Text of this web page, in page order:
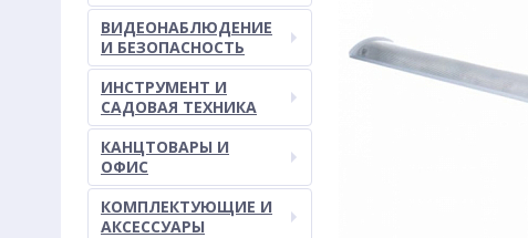
ВИДЕОНАБЛЮДЕНИЕ
И БЕЗОПАСНОСТЬ
ИНСТРУМЕНТ И
САДОВАЯ ТЕХНИКА
КАНЦТОВАРЫ И
ОФИС
КОМПЛЕКТУЮЩИЕ И
АКСЕССУАРЫ